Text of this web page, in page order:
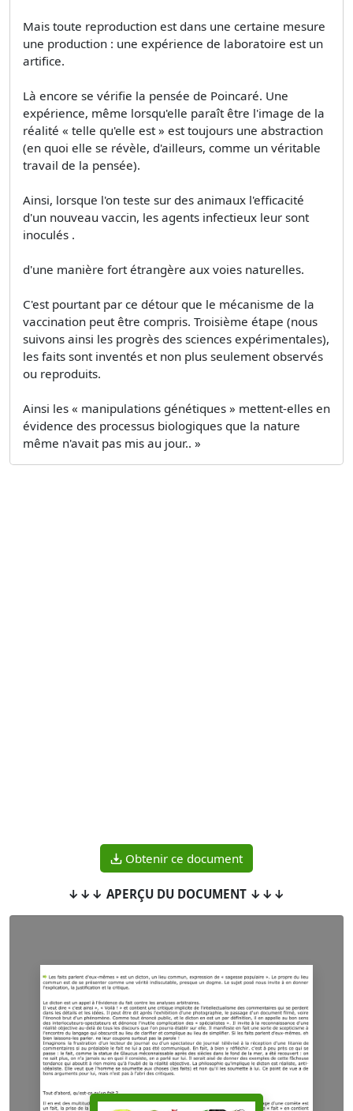
Mais toute reproduction est dans une certaine mesure
une production : une expérience de laboratoire est un
artifice.
Là encore se vérifie la pensée de Poincaré. Une
expérience, même lorsqu'elle paraît être l'image de la
réalité « telle qu'elle est » est toujours une abstraction
(en quoi elle se révèle, d'ailleurs, comme un véritable
travail de la pensée).
Ainsi, lorsque l'on teste sur des animaux l'efficacité
d'un nouveau vaccin, les agents infectieux leur sont
inoculés .
d'une manière fort étrangère aux voies naturelles.
C'est pourtant par ce détour que le mécanisme de la
vaccination peut être compris. Troisième étape (nous
suivons ainsi les progrès des sciences expérimentales),
les faits sont inventés et non plus seulement observés
ou reproduits.
Ainsi les « manipulations génétiques » mettent-elles en
évidence des processus biologiques que la nature
même n'avait pas mis au jour.. »
Obtenir ce document
↓↓↓ APERÇU DU DOCUMENT ↓↓↓